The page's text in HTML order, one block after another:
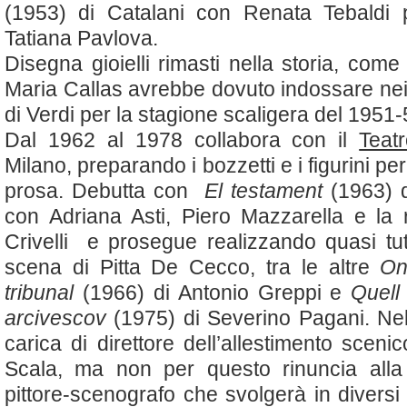
(1953) di Catalani con Renata
Tatiana Pavlova.
Disegna gioielli rimasti nella storia,
Maria Callas avrebbe dovuto indossare
di Verdi per la stagione scaligera del 1951-
Dal 1962 al 1978 collabora con il
Milano, preparando i bozzetti e i figurini
prosa. Debutta con El testament(1963)
con Adriana Asti, Piero Mazzarella e la
Crivelli e prosegue realizzando quasi
scena di Pitta De Cecco, tra le altre
tribunal(1966) di Antonio Greppi e Quell
arcivescov(1975) di Severino Pagani.
carica di direttore dell’allestimento
Scala, ma non per questo rinuncia
pittore-scenografo che svolgerà in